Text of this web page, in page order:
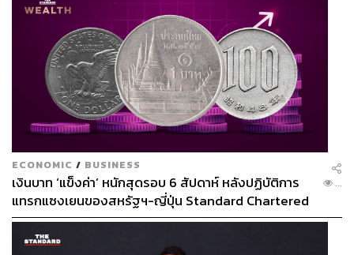
พิสูจน์อักษร: ภาสิณี เพิ่มพันธุ์พงศ์
TAGS: เศรษฐกิจ ธนาคาร
ECONOMIC / BUSINESS
เงินบาท ‘แข็งค่า’ หนักสุดรอบ 6 สัปดาห์ หลังปฏิบัติการ
แทรกแซงเยนของสหรัฐฯ-ญี่ปุ่น Standard Chartered
เปิดเป้าสิ้นปีนี้จ่อแข็งต่อแตะ 32.50 บาทต่อดอลลาร์
...